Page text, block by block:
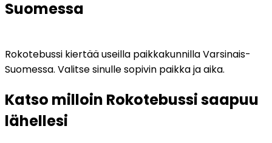
Suomessa
Rokotebussi kiertää useilla paikkakunnilla Varsinais-
Suomessa. Valitse sinulle sopivin paikka ja aika.
Katso milloin Rokotebussi saapuu
lähellesi